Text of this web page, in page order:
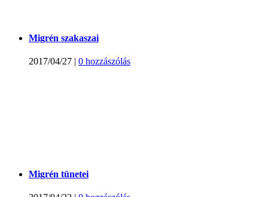
Migrén szakaszai
2017/04/27 | 0 hozzászólás
Migrén tünetei